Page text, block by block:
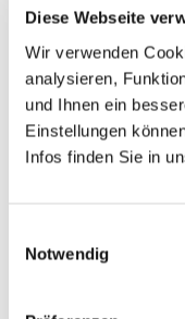
Diese Webseite
Wir verwenden
analysieren,
und Ihnen ein
Einstellungen
Infos finden Sie in
Notwendig
Dass dieser
würde, als noch in
machte dann
Durchschnitt liegen
sortentypischen